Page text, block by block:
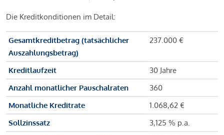
Die Kreditkonditionen im Detail:
Gesamtkreditbetrag (tatsächlicher
Auszahlungsbetrag)
237.000 €
Kreditlaufzeit
30 Jahre
Anzahl monatlicher Pauschalraten
360
Monatliche Kreditrate
1.068,62 €
Sollzinssatz
3,125 % p.a.